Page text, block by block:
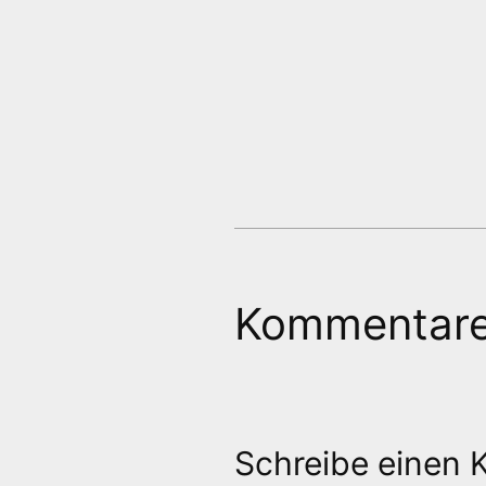
Schreibe einen